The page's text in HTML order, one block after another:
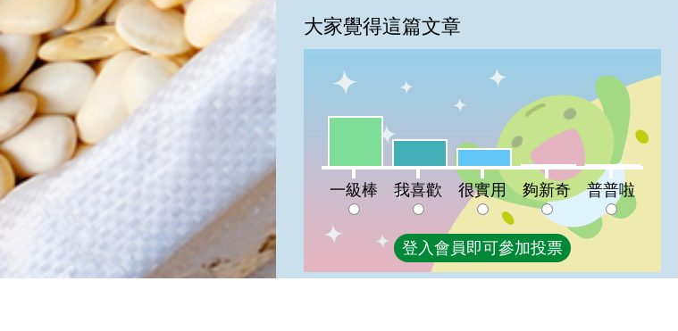
大家覺得這篇文章
一級棒:51%
我喜歡:27%很實用:18%
夠新奇:2%普普啦:2%
一級棒
我喜歡 很實用 夠新奇 普普啦
登入會員即可參加投票